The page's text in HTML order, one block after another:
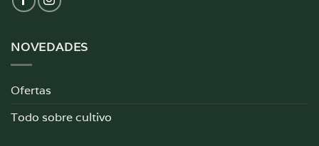
NOVEDADES
Ofertas
Todo sobre cultivo